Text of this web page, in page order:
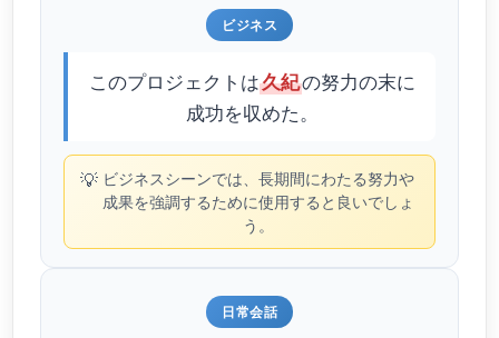
ビジネス
このプロジェクトは久紀の努力の末に
成功を収めた。
💡 ビジネスシーンでは、長期間にわたる努力や
成果を強調するために使用すると良いでしょ
う。
日常会話